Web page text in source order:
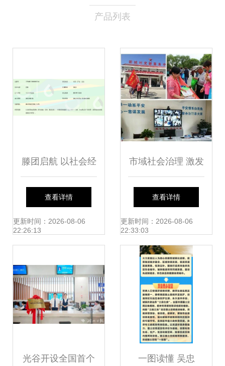
产品列表
滕团启航 以社会经
济信息咨询服务，
共筑区域发展智慧
查看详情
更新时间：2026-08-06
22:26:13
市域社会治理 激发
内生动力 筑牢自治
基础 社会经济咨询
服务协同发展
查看详情
更新时间：2026-08-06
22:33:03
光谷开设全国首个 一图读懂 吴忠